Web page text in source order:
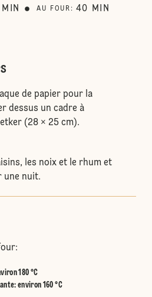
MIN AU FOUR : 40 MIN
de papier pour la
dessus un cadre à
(28 × 25 cm).
les noix et le rhum et
une nuit.
180 °C
: environ 160 °C